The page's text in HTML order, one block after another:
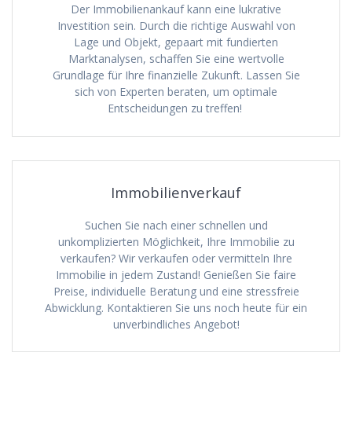
Der Immobilienankauf kann eine lukrative
Investition sein. Durch die richtige Auswahl von
Lage und Objekt, gepaart mit fundierten
Marktanalysen, schaffen Sie eine wertvolle
Grundlage für Ihre finanzielle Zukunft. Lassen Sie
sich von Experten beraten, um optimale
Entscheidungen zu treffen!
Immobilienverkauf
Suchen Sie nach einer schnellen und
unkomplizierten Möglichkeit, Ihre Immobilie zu
verkaufen? Wir verkaufen oder vermitteln Ihre
Immobilie in jedem Zustand! Genießen Sie faire
Preise, individuelle Beratung und eine stressfreie
Abwicklung. Kontaktieren Sie uns noch heute für ein
unverbindliches Angebot!